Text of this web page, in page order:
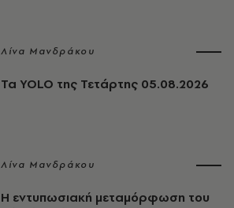
Λίνα Μανδράκου
Τα YOLO της Τετάρτης 05.08.2026
Λίνα Μανδράκου
Η εντυπωσιακή μεταμόρφωση του